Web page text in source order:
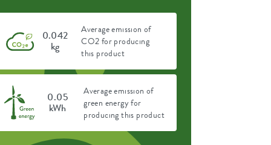
0.042
kg
Average emission of
CO2 for producing
this product
0.05
kWh
Average emission of
green energy for
producing this product